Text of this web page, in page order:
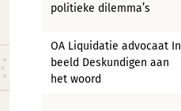
politieke dilemma’s
OA Liquidatie advocaat In
beeld Deskundigen aan
het woord